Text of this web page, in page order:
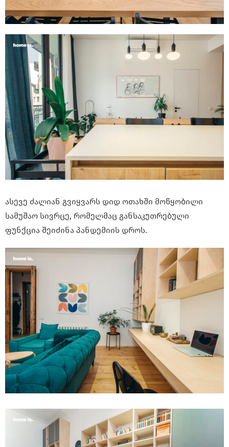
ასევე ძალიან გვიყვარს დიდ ოთახში მოწყობილი
სამუშაო სივრცე, რომელმაც განსაკუთრებული
ფუნქცია შეიძინა პანდემიის დროს.